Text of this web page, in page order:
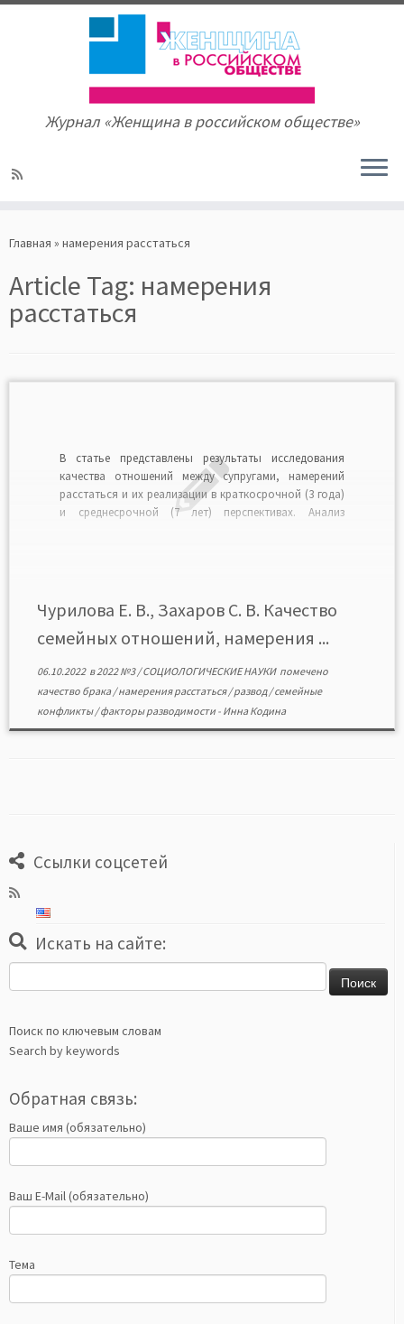
to
Журнал «Женщина в российском обществе»
Главная » намерения расстаться
Article Tag: намерения
расстаться
В статье представлены результаты исследования
качества отношений между супругами, намерений
расстаться и их реализации в краткосрочной (3 года)
и среднесрочной (7 лет) перспективах. Анализ
Чурилова Е. В., Захаров С. В. Качество
семейных отношений, намерения ...
06.10.2022в2022 №3/СОЦИОЛОГИЧЕСКИЕ НАУКИ помечено
качество брака/намерения расстаться/развод/семейные
конфликты/факторы разводимости - Инна Кодина
Ссылки соцсетей
Искать на сайте:
Поиск по ключевым словам
Search by keywords
Обратная связь:
Ваше имя (обязательно)
Ваш E-Mail (обязательно)
Тема